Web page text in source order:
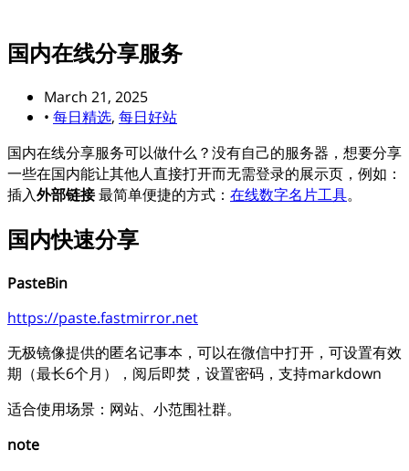
国内在线分享服务
March 21, 2025
• 每日精选, 每日好站
国内在线分享服务可以做什么？没有自己的服务器，想要分享
一些在国内能让其他人直接打开而无需登录的展示页，例如：
插入外部链接最简单便捷的方式： 在线数字名片工具。
国内快速分享
PasteBin
https://paste.fastmirror.net
无极镜像提供的匿名记事本，可以在微信中打开，可设置有效
期（最长6个月），阅后即焚，设置密码，支持markdown
适合使用场景：网站、小范围社群。
note